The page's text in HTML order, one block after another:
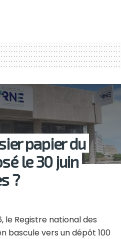
papier du
le 30 juin
?
le Registre national des
bascule vers un dépôt 100